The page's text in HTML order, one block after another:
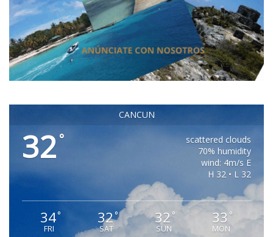
CANCUN
32 °
scattered clouds
70% humidity
wind: 4m/s E
H 32 • L 32
34°
FRI
32°
SAT
32 °
SUN
33 °
MON